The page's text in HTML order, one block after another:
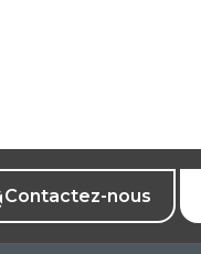
Contactez-nous